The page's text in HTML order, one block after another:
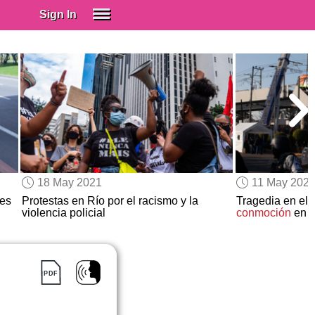
Sign In
Spanish (Spain)
Spanish (Latino)
SUBSCRIBE
EDUCATIONAL LICENSES
GIFT CARDS
OTHER LANGUAGES
18 May 2021
Protestas en Río por el racismo y la
violencia policial
11 May
Tragedia en el
conmoción en